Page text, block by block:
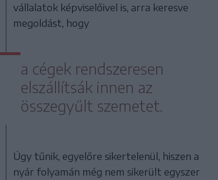
vállalatok képviselőivel is, arra keresve
megoldást, hogy
a cégek rendszeresen
elszállítsák innen az
összegyűlt szemetet.
Úgy tűnik, egyelőre sikertelenül, hiszen a
nyár folyamán még nem sikerült egyszer